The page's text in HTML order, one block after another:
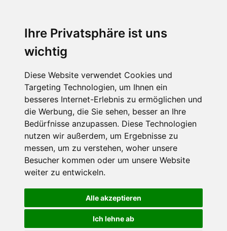
Ihre Privatsphäre ist uns
wichtig
Diese Website verwendet Cookies und
Targeting Technologien, um Ihnen ein
besseres Internet-Erlebnis zu ermöglichen und
die Werbung, die Sie sehen, besser an Ihre
Bedürfnisse anzupassen. Diese Technologien
nutzen wir außerdem, um Ergebnisse zu
messen, um zu verstehen, woher unsere
Besucher kommen oder um unsere Website
weiter zu entwickeln.
Alle akzeptieren
Ich lehne ab
+49 7131-8986990